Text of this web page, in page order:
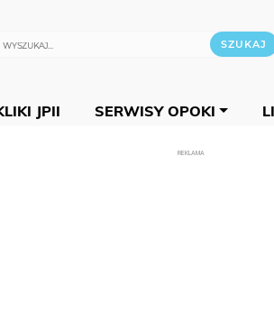
JPII SERWISY OPOKI
REKLAMA